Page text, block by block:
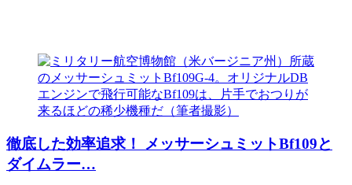
徹底した効率追求！ メッサーシュミットBf109と
ダイムラー…